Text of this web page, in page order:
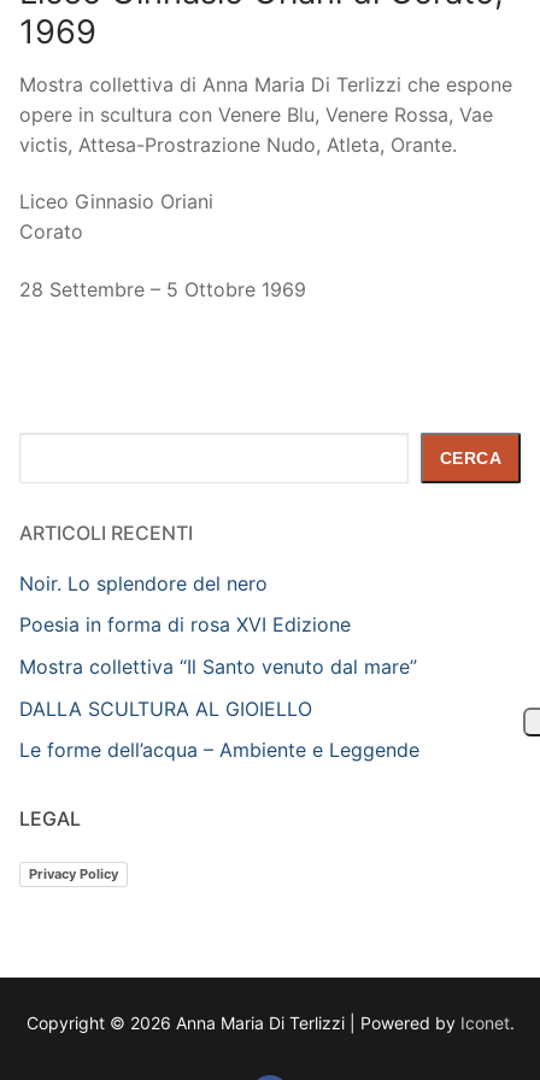
1969
Mostra collettiva di Anna Maria Di Terlizzi che espone
opere in scultura con Venere Blu, Venere Rossa, Vae
victis, Attesa-Prostrazione Nudo, Atleta, Orante.
Liceo Ginnasio Oriani
Corato
28 Settembre – 5 Ottobre 1969
CERCA
ARTICOLI RECENTI
Noir. Lo splendore del nero
Poesia in forma di rosa XVI Edizione
Mostra collettiva “Il Santo venuto dal mare”
DALLA SCULTURA AL GIOIELLO
Le forme dell’acqua – Ambiente e Leggende
LEGAL
Privacy Policy
Copyright © 2026 Anna Maria Di Terlizzi | Powered byIconet.